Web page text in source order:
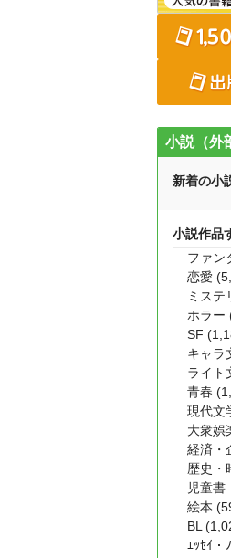
小説（外
新着の小
小説作品
ファン
恋愛
ミステ
ホラー
SF
キャラ
ライト
青春
現代文
大衆娯
経済・
歴史・
児童書
絵本
BL
ｴｯｾｲ・